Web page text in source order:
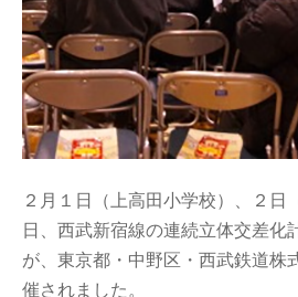
２月１日（上高田小学校）、２日
日、西武新宿線の連続立体交差化
が、東京都・中野区・西武鉄道株
催されました。